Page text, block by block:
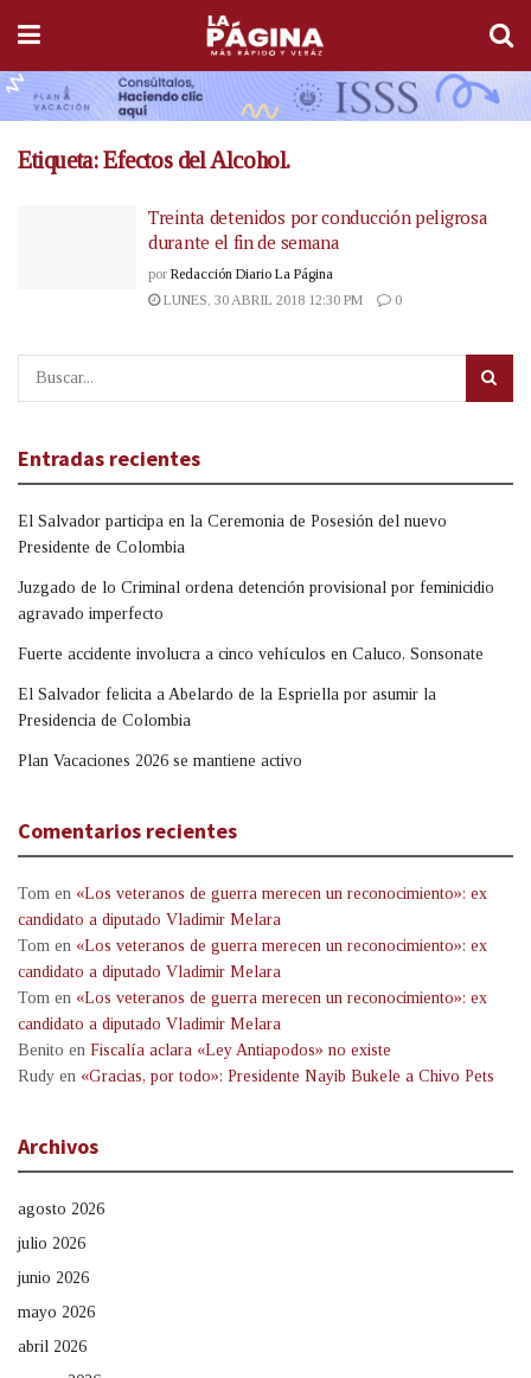
Etiqueta:Efectos del Alcohol.
Treinta detenidos por conducción peligrosa
durante el fin de semana
por Redacción Diario La Página
LUNES, 30 ABRIL 2018 12:30 PM
0
Entradas recientes
El Salvador participa en la Ceremonia de Posesión del nuevo
Presidente de Colombia
Juzgado de lo Criminal ordena detención provisional por feminicidio
agravado imperfecto
Fuerte accidente involucra a cinco vehículos en Caluco, Sonsonate
El Salvador felicita a Abelardo de la Espriella por asumir la
Presidencia de Colombia
Plan Vacaciones 2026 se mantiene activo
Comentarios recientes
Tom en «Los veteranos de guerra merecen un reconocimiento»: ex
candidato a diputado Vladimir Melara
Tom en «Los veteranos de guerra merecen un reconocimiento»: ex
candidato a diputado Vladimir Melara
Tom en «Los veteranos de guerra merecen un reconocimiento»: ex
candidato a diputado Vladimir Melara
Benito en Fiscalía aclara «Ley Antiapodos» no existe
Rudy en «Gracias, por todo»: Presidente Nayib Bukele a Chivo Pets
Archivos
agosto 2026
julio 2026
junio 2026
mayo 2026
abril 2026